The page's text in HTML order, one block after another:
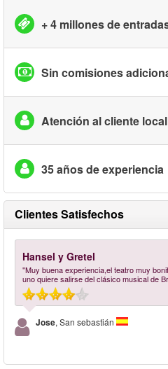
+ 4 millones de
Sin comisiones
Atención al cliente local
35 años de experiencia
Clientes Satisfechos
Hansel y Gretel
"Muy buena experiencia,el teatro muy
uno quiere salirse del clásico musical de
Jose, San sebastián